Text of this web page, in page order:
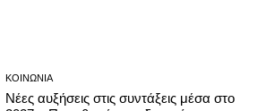
ΚΟΙΝΩΝΊΑ
Νέες αυξήσεις στις συντάξεις μέσα στο